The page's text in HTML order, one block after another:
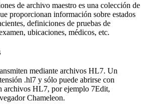
de archivo maestro es una colección de
proporcionan información sobre estados
definiciones de pruebas de
ubicaciones, médicos, etc.
mediante archivos HL7. Un
.hl7 y sólo puede abrirse con
archivos HL7, por ejemplo 7Edit,
Chameleon.